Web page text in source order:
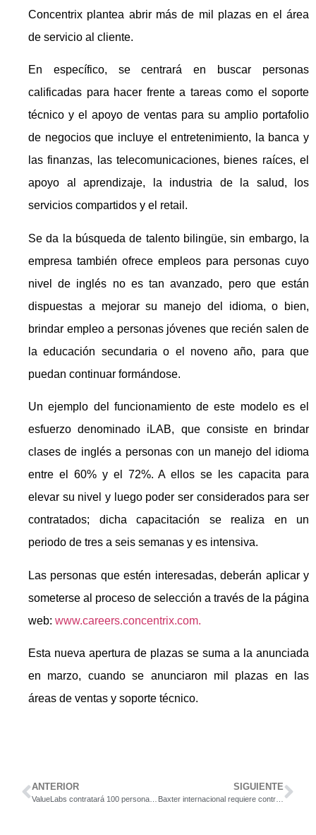
Concentrix plantea abrir más de mil plazas en el área
de servicio al cliente.
En específico, se centrará en buscar personas
calificadas para hacer frente a tareas como el soporte
técnico y el apoyo de ventas para su amplio portafolio
de negocios que incluye el entretenimiento, la banca y
las finanzas, las telecomunicaciones, bienes raíces, el
apoyo al aprendizaje, la industria de la salud, los
servicios compartidos y el retail.
Se da la búsqueda de talento bilingüe, sin embargo, la
empresa también ofrece empleos para personas cuyo
nivel de inglés no es tan avanzado, pero que están
dispuestas a mejorar su manejo del idioma, o bien,
brindar empleo a personas jóvenes que recién salen de
la educación secundaria o el noveno año, para que
puedan continuar formándose.
Un ejemplo del funcionamiento de este modelo es el
esfuerzo denominado iLAB, que consiste en brindar
clases de inglés a personas con un manejo del idioma
entre el 60% y el 72%. A ellos se les capacita para
elevar su nivel y luego poder ser considerados para ser
contratados; dicha capacitación se realiza en un
periodo de tres a seis semanas y es intensiva.
Las personas que estén interesadas, deberán aplicar y
someterse al proceso de selección a través de la página
web: www.careers.concentrix.com.
Esta nueva apertura de plazas se suma a la anunciada
en marzo, cuando se anunciaron mil plazas en las
áreas de ventas y soporte técnico.
ANTERIOR SIGUIENTE
Baxter internacional requiere contratar gerente de proyecto